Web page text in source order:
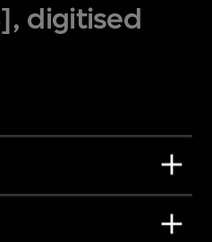
digitised